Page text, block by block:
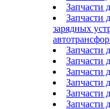
Запчасти
Запчасти
зарядных
Запчасти
Запчасти
Запчасти
Запчасти
Запчасти
Запчасти